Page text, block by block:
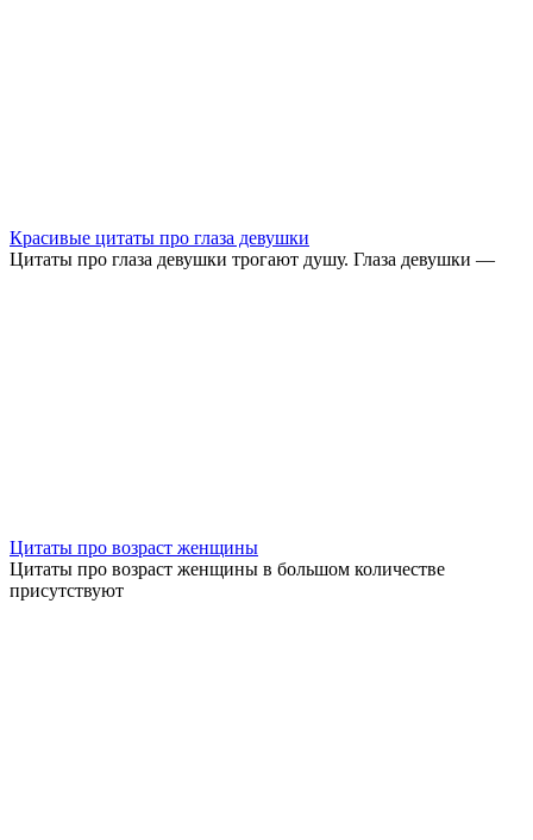
Красивые цитаты про глаза девушки
Цитаты про глаза девушки трогают душу. Глаза девушки —
Цитаты про возраст женщины
Цитаты про возраст женщины в большом количестве
присутствуют